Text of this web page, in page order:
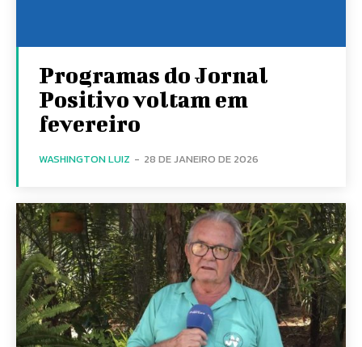
Programas do Jornal
Positivo voltam em
fevereiro
WASHINGTON LUIZ - 28 DE JANEIRO DE 2026